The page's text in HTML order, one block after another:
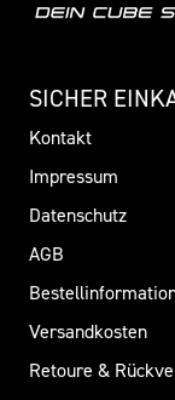
SICHER
Kontakt
Impressum
Datenschutz
AGB
Versandkosten
Retoure &